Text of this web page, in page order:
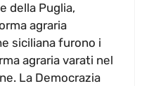
della Puglia,
agraria
siciliana furono i
agraria varati nel
La Democrazia